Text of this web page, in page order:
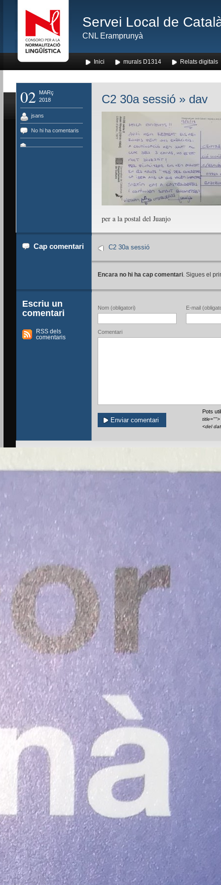
Servei Local de
CNL Eramprunyà
Inici murals D1314 Relats digitals
02
MARç
2018
jsans
No hi ha comentaris
C2 30a sessió» dav
per a la postal del Juanjo
Cap comentari C2 30a sessió
Encara no hi ha cap comentari. Sigues el
Escriu un
comentari
RSS dels
comentaris
Nom (obligatori) E-mail
Comentari
Pots
<del